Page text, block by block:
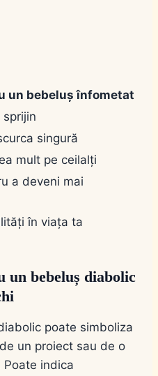
un bebeluș înfometat
singură
mult pe ceilalți
a deveni mai
în viața ta
un bebeluș diabolic
poate simboliza
un proiect sau de o
indica